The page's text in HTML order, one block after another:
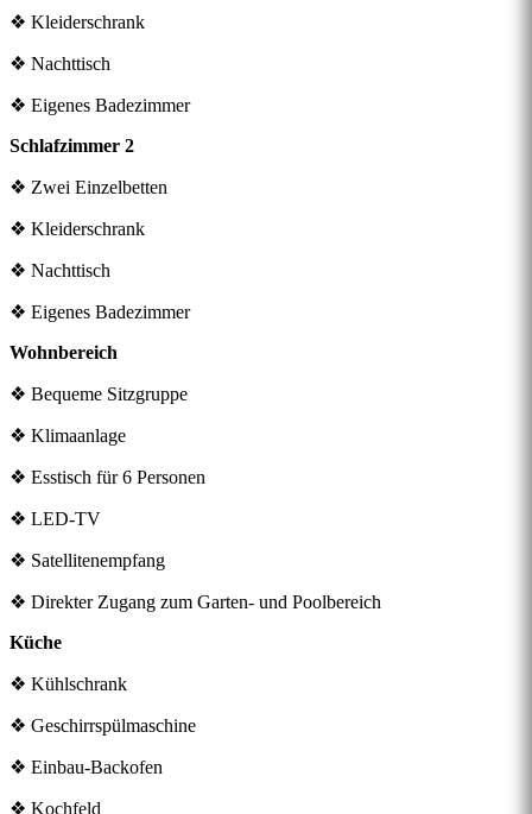
❖ Kleiderschrank
❖ Nachttisch
❖ Eigenes Badezimmer
Schlafzimmer 2
❖ Zwei Einzelbetten
❖ Kleiderschrank
❖ Nachttisch
❖ Eigenes Badezimmer
Wohnbereich
❖ Bequeme Sitzgruppe
❖ Klimaanlage
❖ Esstisch für 6 Personen
❖ LED-TV
❖ Satellitenempfang
❖ Direkter Zugang zum Garten- und Poolbereich
Küche
❖ Kühlschrank
❖ Geschirrspülmaschine
❖ Einbau-Backofen
❖ Kochfeld